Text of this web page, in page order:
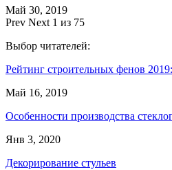
Май 30, 2019
Prev Next 1 из 75
Выбор читателей:
Рейтинг строительных фенов
Май 16, 2019
Особенности производства
Янв 3, 2020
Декорирование стульев